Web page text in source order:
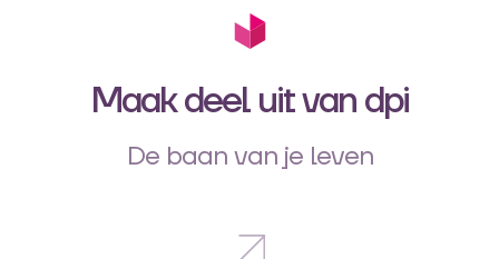
Maak deel uit van dpi
De baan van je leven